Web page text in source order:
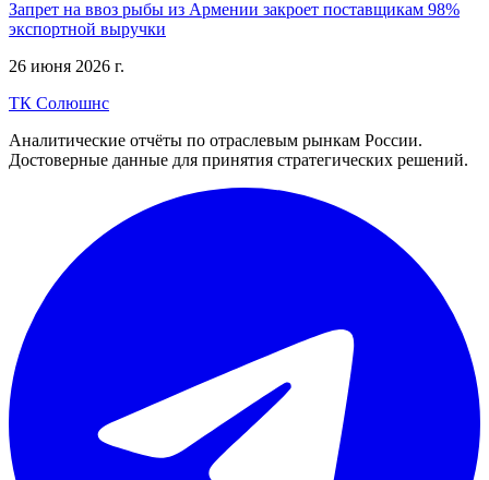
Запрет на ввоз рыбы из Армении закроет поставщикам 98%
экспортной выручки
26 июня 2026 г.
ТК Солюшнс
Аналитические отчёты по отраслевым рынкам России.
Достоверные данные для принятия стратегических решений.